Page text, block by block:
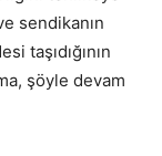
sendikanın
taşıdığının
şöyle devam